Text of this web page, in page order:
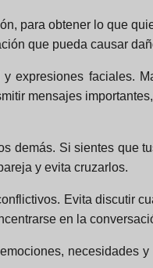
para obtener lo que
que pueda causar
expresiones faciales.
mensajes
demás. Si sientes que
y evita cruzarlos.
Evita discutir
en la
necesidades